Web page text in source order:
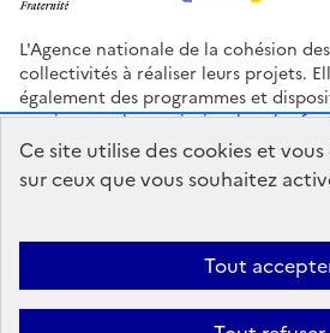
Ce site utilise des cookies et
sur ceux que vous souhaitez
Tout
L'Agence nationale de la cohésion
collectivités à réaliser leurs projets.
également des programmes et
soutiennent les territoires les plus
Nous contacterEspace PresseLogo
data.gouv.fr
Accessibilité : Partiellement conforme